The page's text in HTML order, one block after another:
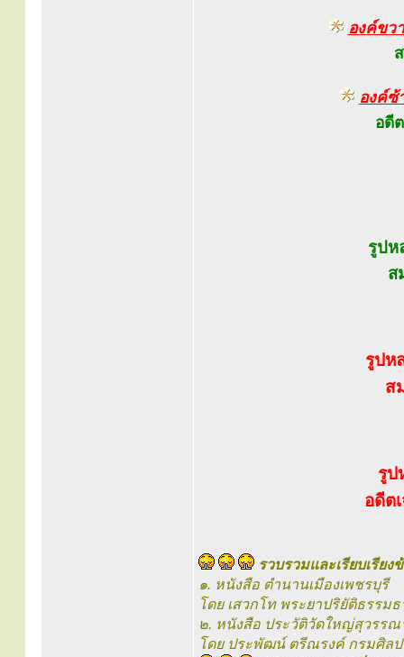
องค์ขวา
องค์ซ้
อดี
รูปห
ส
รูปห
ส
รูป
อดีต
รวบรวมและเรียบเรีย
๑. หนังสือ ตำนานเมืองเพชรบุรี
โดย เสวกโท พระยาปริยัติธรรม
๒. หนังสือ ประวัติวัดใหญ่สุวรรณ
โดย ประพัฒน์ ตรีณรงค์ กรมศิลป